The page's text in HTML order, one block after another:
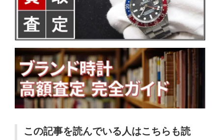
この記事を読んでいる人はこちらも読